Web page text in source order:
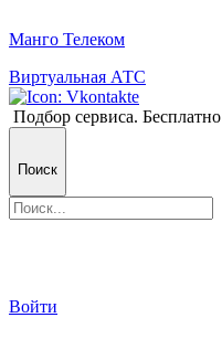
Манго Телеком
Виртуальная АТС
Подбор сервиса. Бесплатно
Поиск
Войти